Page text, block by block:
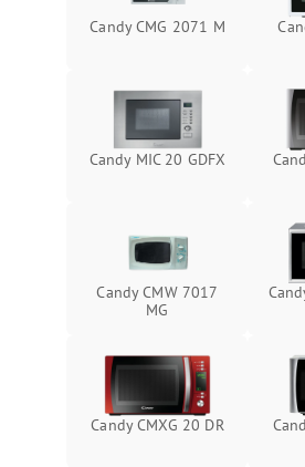
Candy CMG 2071 M
Candy MIC 20 GDFX
Candy CMW 7017
MG
Candy CMXG 20 DR